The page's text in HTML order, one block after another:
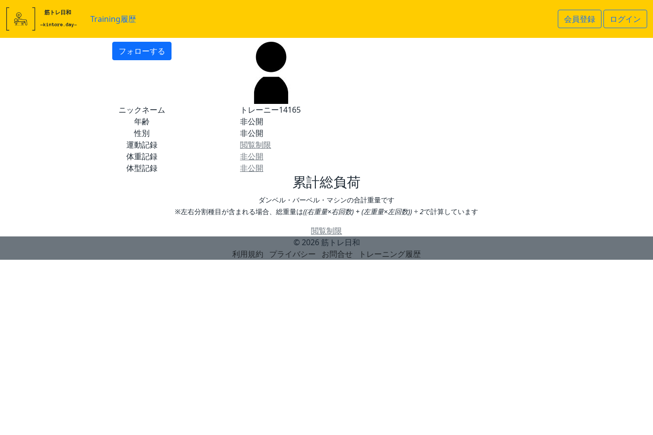
Training履歴 会員登録 ログイン
フォローする
ニックネーム
トレーニー14165
年齢
非公開
性別
非公開
運動記録
閲覧制限
体重記録
非公開
体型記録
非公開
累計総負荷
ダンベル・バーベル・マシンの合計重量です
※左右分割種目が含まれる場合、総重量は((右重量×右回数) + (左重量×左回数)) ÷ 2で計算しています
閲覧制限
© 2026 筋トレ日和
利用規約
プライバシー お問合せ トレーニング履歴